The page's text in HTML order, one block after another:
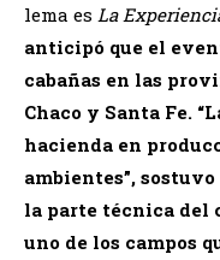
lema es La
anticipó que el
cabañas en las
Chaco y Santa Fe.
hacienda en
ambientes”,
la parte técnica del
uno de los campos